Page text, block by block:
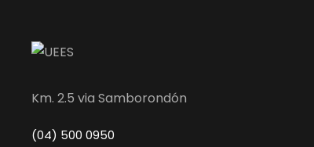
Km. 2.5 via Samborondón
(04) 500 0950